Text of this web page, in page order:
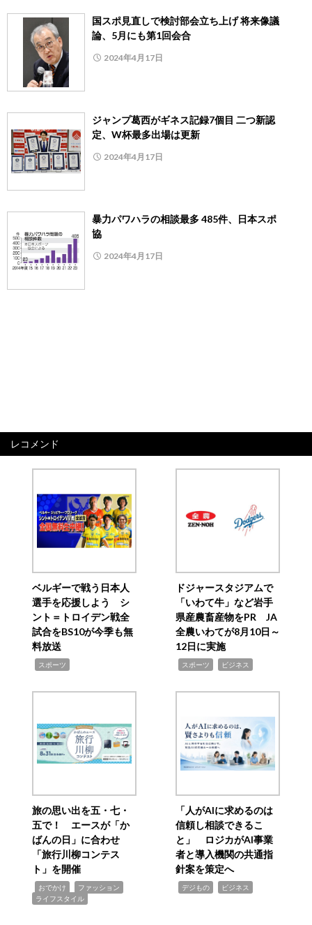
国スポ見直しで検討部会立ち上げ 将来像議
論、5月にも第1回会合
2024年4月17日
ジャンプ葛西がギネス記録7個目 二つ新認
定、W杯最多出場は更新
2024年4月17日
暴力パワハラの相談最多 485件、日本スポ
協
2024年4月17日
レコメンド
ベルギーで戦う日本人
選手を応援しよう シ
ント＝トロイデン戦全
試合をBS10が今季も無
料放送
スポーツ
ドジャースタジアムで
「いわて牛」など岩手
県産農畜産物をPR JA
全農いわてが8月10日～
12日に実施
スポーツ ビジネス
旅の思い出を五・七・
五で！ エースが「か
ばんの日」に合わせ
「旅行川柳コンテス
ト」を開催
おでかけ ファッション
ライフスタイル
「人がAIに求めるのは
信頼し相談できるこ
と」 ロジカがAI事業
者と導入機関の共通指
針案を策定へ
デジもの ビジネス